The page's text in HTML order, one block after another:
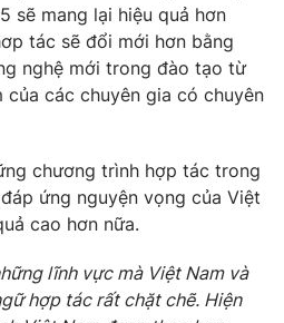
Vươn mình bằng AI
VTV8
English
sẽ mang lại hiệu quả hơn
tác sẽ đổi mới hơn bằng
nghệ mới trong đào tạo từ
của các chuyên gia có chuyên
chương trình hợp tác trong
ứng nguyện vọng của Việt
cao hơn nữa.
lĩnh vực mà Việt Nam và
hợp tác rất chặt chẽ. Hiện